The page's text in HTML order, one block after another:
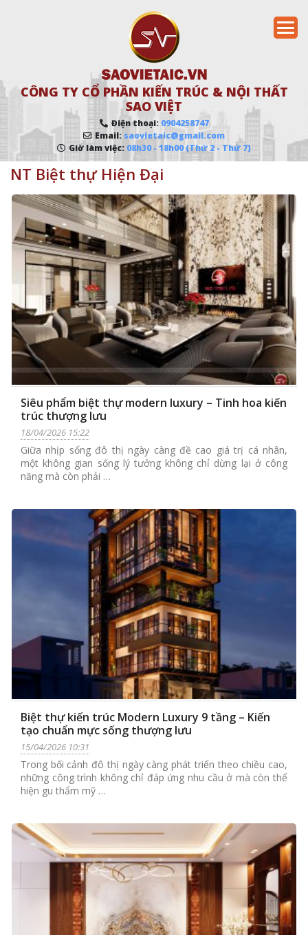
CÔNG TY CỔ PHẦN KIẾN TRÚC & NỘI THẤT
SAO VIỆT
Điện thoại: 0904258747
Email: saovietaic@gmail.com
Giờ làm việc: 08h30 - 18h00 (Thứ 2 - Thứ 7)
NT Biệt thự Hiện Đại
Siêu phẩm biệt thự modern luxury – Tinh hoa kiến
trúc thượng lưu
18/04/2026 15:22
Giữa nhịp sống đô thị ngày càng đề cao giá trị cá nhân,
một không gian sống lý tưởng không chỉ dừng lại ở công
năng mà còn phải …
Biệt thự kiến trúc Modern Luxury 9 tầng – Kiến
tạo chuẩn mực sống thượng lưu
15/04/2026 10:31
Trong bối cảnh đô thị ngày càng phát triển theo chiều cao,
những công trình không chỉ đáp ứng nhu cầu ở mà còn thể
hiện gu thẩm mỹ …